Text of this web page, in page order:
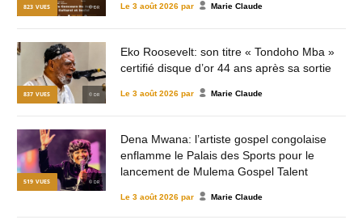
823 VUES © DR Le 3 août 2026 par Marie Claude
837 VUES © DR
Eko Roosevelt: son titre « Tondoho Mba »
certifié disque d’or 44 ans après sa sortie
Le 3 août 2026 par Marie Claude
519 VUES © DR
Dena Mwana: l’artiste gospel congolaise
enflamme le Palais des Sports pour le
lancement de Mulema Gospel Talent
Le 3 août 2026 par Marie Claude